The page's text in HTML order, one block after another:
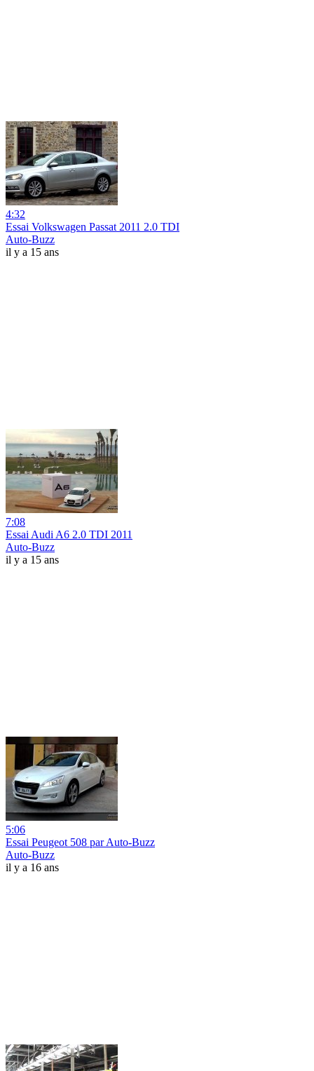
4:32
Essai Volkswagen Passat 2011 2.0 TDI
Auto-Buzz
il y a 15 ans
7:08
Essai Audi A6 2.0 TDI 2011
Auto-Buzz
il y a 15 ans
5:06
Essai Peugeot 508 par Auto-Buzz
Auto-Buzz
il y a 16 ans